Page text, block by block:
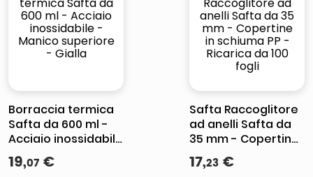
Borraccia termica
Safta da 600 ml -
Acciaio inossidabile
- Manico superiore
- Gialla
19,07 €
Safta Raccoglitore
ad anelli Safta da
35 mm - Copertine
in schiuma PP -
Ricarica da 100 fogli
17,23 €